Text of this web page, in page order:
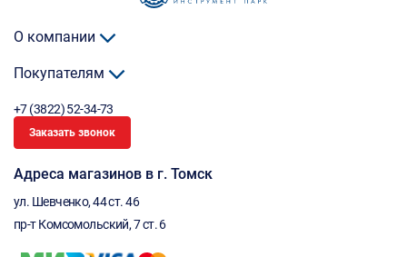
О компании
Покупателям
+7 (3822) 52-34-73
Заказать звонок
Адреса магазинов в г. Томск
ул. Шевченко, 44 ст. 46
пр-т Комсомольский, 7 ст. 6